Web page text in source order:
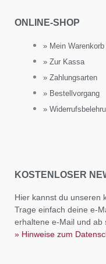
ONLINE-SHOP
» Mein Warenkorb
» Zur Kassa
» Zahlungsarten
» Bestellvorgang
»
KOSTENLOSER
Hier kannst du unseren
Trage einfach deine e-
erhaltene e-Mail und ab
» Hinweise zum